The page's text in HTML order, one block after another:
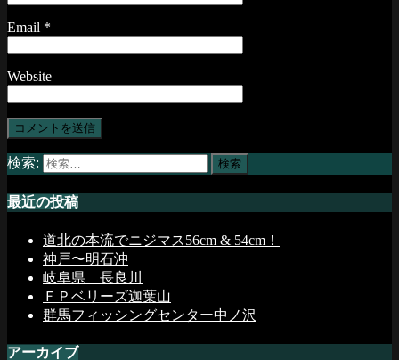
Email *
Website
検索:
最近の投稿
道北の本流でニジマス56cm & 54cm！
神戸〜明石沖
岐阜県 長良川
ＦＰベリーズ迦葉山
群馬フィッシングセンター中ノ沢
アーカイブ